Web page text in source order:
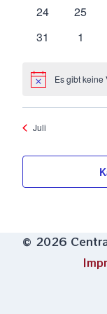
0
24
0
25
0
31
0
1
HinweisEs gibt keine
Juli
© 2026